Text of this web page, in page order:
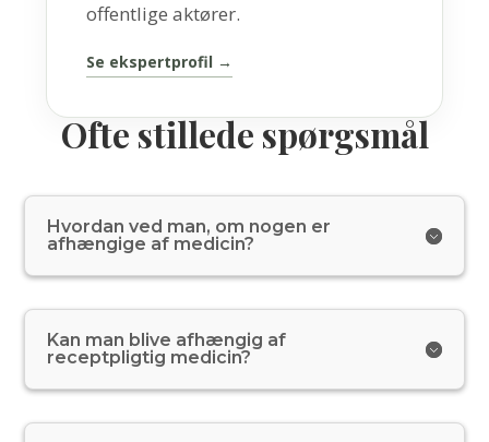
offentlige aktører.
Se ekspertprofil →
Ofte stillede spørgsmål
Hvordan ved man, om nogen er
afhængige af medicin?
Kan man blive afhængig af
receptpligtig medicin?